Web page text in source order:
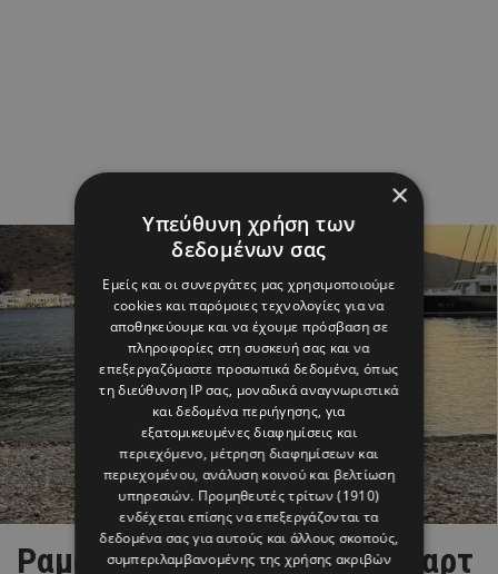
Ραμόνα & Τορναρίτης: Οι «καρτ
×
Υπεύθυνη χρήση των
δεδομένων σας
Εμείς και οι συνεργάτες μας χρησιμοποιούμε
cookies και παρόμοιες τεχνολογίες για να
αποθηκεύουμε και να έχουμε πρόσβαση σε
πληροφορίες στη συσκευή σας και να
επεξεργαζόμαστε προσωπικά δεδομένα, όπως
τη διεύθυνση IP σας, μοναδικά αναγνωριστικά
και δεδομένα περιήγησης, για
εξατομικευμένες διαφημίσεις και
περιεχόμενο, μέτρηση διαφημίσεων και
περιεχομένου, ανάλυση κοινού και βελτίωση
υπηρεσιών. Προμηθευτές τρίτων (1910)
ενδέχεται επίσης να επεξεργάζονται τα
δεδομένα σας για αυτούς και άλλους σκοπούς,
συμπεριλαμβανομένης της χρήσης ακριβών